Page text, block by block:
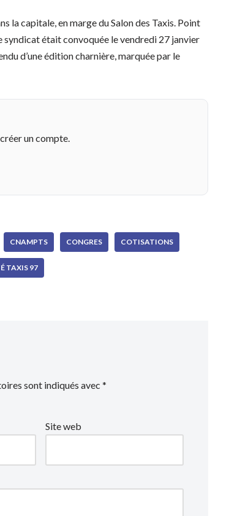
la capitale, en marge du Salon des Taxis. Point
syndicat était convoquée le vendredi 27 janvier
d’une édition charnière, marquée par le
un compte.
CNAMPTS CONGRES COTISATIONS
TAXIS 97
sont indiqués avec *
Site web